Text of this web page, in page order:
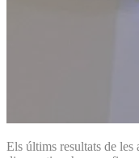
Els últims resultats de les